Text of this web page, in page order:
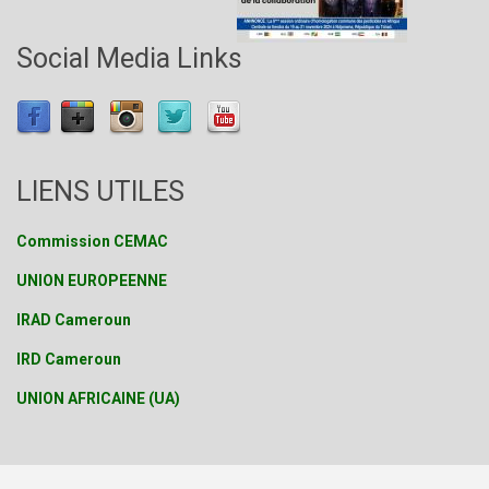
Social Media Links
LIENS UTILES
Commission CEMAC
UNION EUROPEENNE
IRAD Cameroun
IRD Cameroun
UNION AFRICAINE (UA)